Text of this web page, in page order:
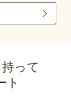
って
ト